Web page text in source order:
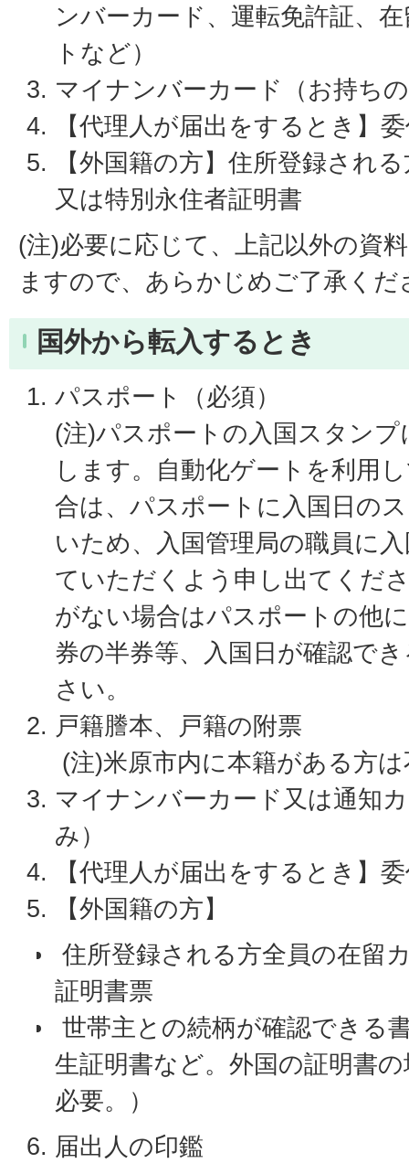
ンバーカード、運転免許証、
トなど）
マイナンバーカード（お持ち
【代理人が届出をするとき】
【外国籍の方】住所登録され
又は特別永住者証明書
(注)必要に応じて、上記以外の資
ますので、あらかじめご了承くだ
国外から転入するとき
パスポート（必須）
(注)パスポートの入国スタン
します。自動化ゲートを利用
合は、パスポートに入国日の
いため、入国管理局の職員に
ていただくよう申し出てくだ
がない場合はパスポートの他
券の半券等、入国日が確認で
さい。
戸籍謄本、戸籍の附票
(注)米原市内に本籍がある方
マイナンバーカード又は通知
み）
【代理人が届出をするとき】
【外国籍の方】
住所登録される方全員の在留
証明書票
世帯主との続柄が確認できる
生証明書など。外国の証明書
必要。）
届出人の印鑑